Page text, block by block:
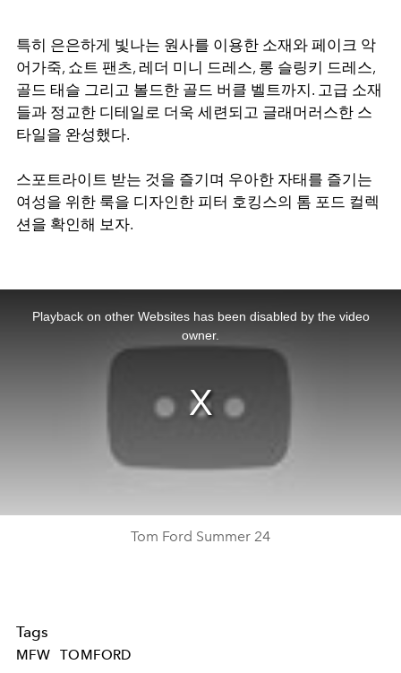
특히 은은하게 빛나는 원사를 이용한 소재와 페이크 악
어가죽, 쇼트 팬츠, 레더 미니 드레스, 롱 슬링키 드레스,
골드 태슬 그리고 볼드한 골드 버클 벨트까지. 고급 소재
들과 정교한 디테일로 더욱 세련되고 글래머러스한 스
타일을 완성했다.
스포트라이트 받는 것을 즐기며 우아한 자태를 즐기는
여성을 위한 룩을 디자인한 피터 호킹스의 톰 포드 컬렉
션을 확인해 보자.
Playback on other Websites has been disabled by the video
owner.
Tom Ford Summer 24
Tags
MFW TOMFORD